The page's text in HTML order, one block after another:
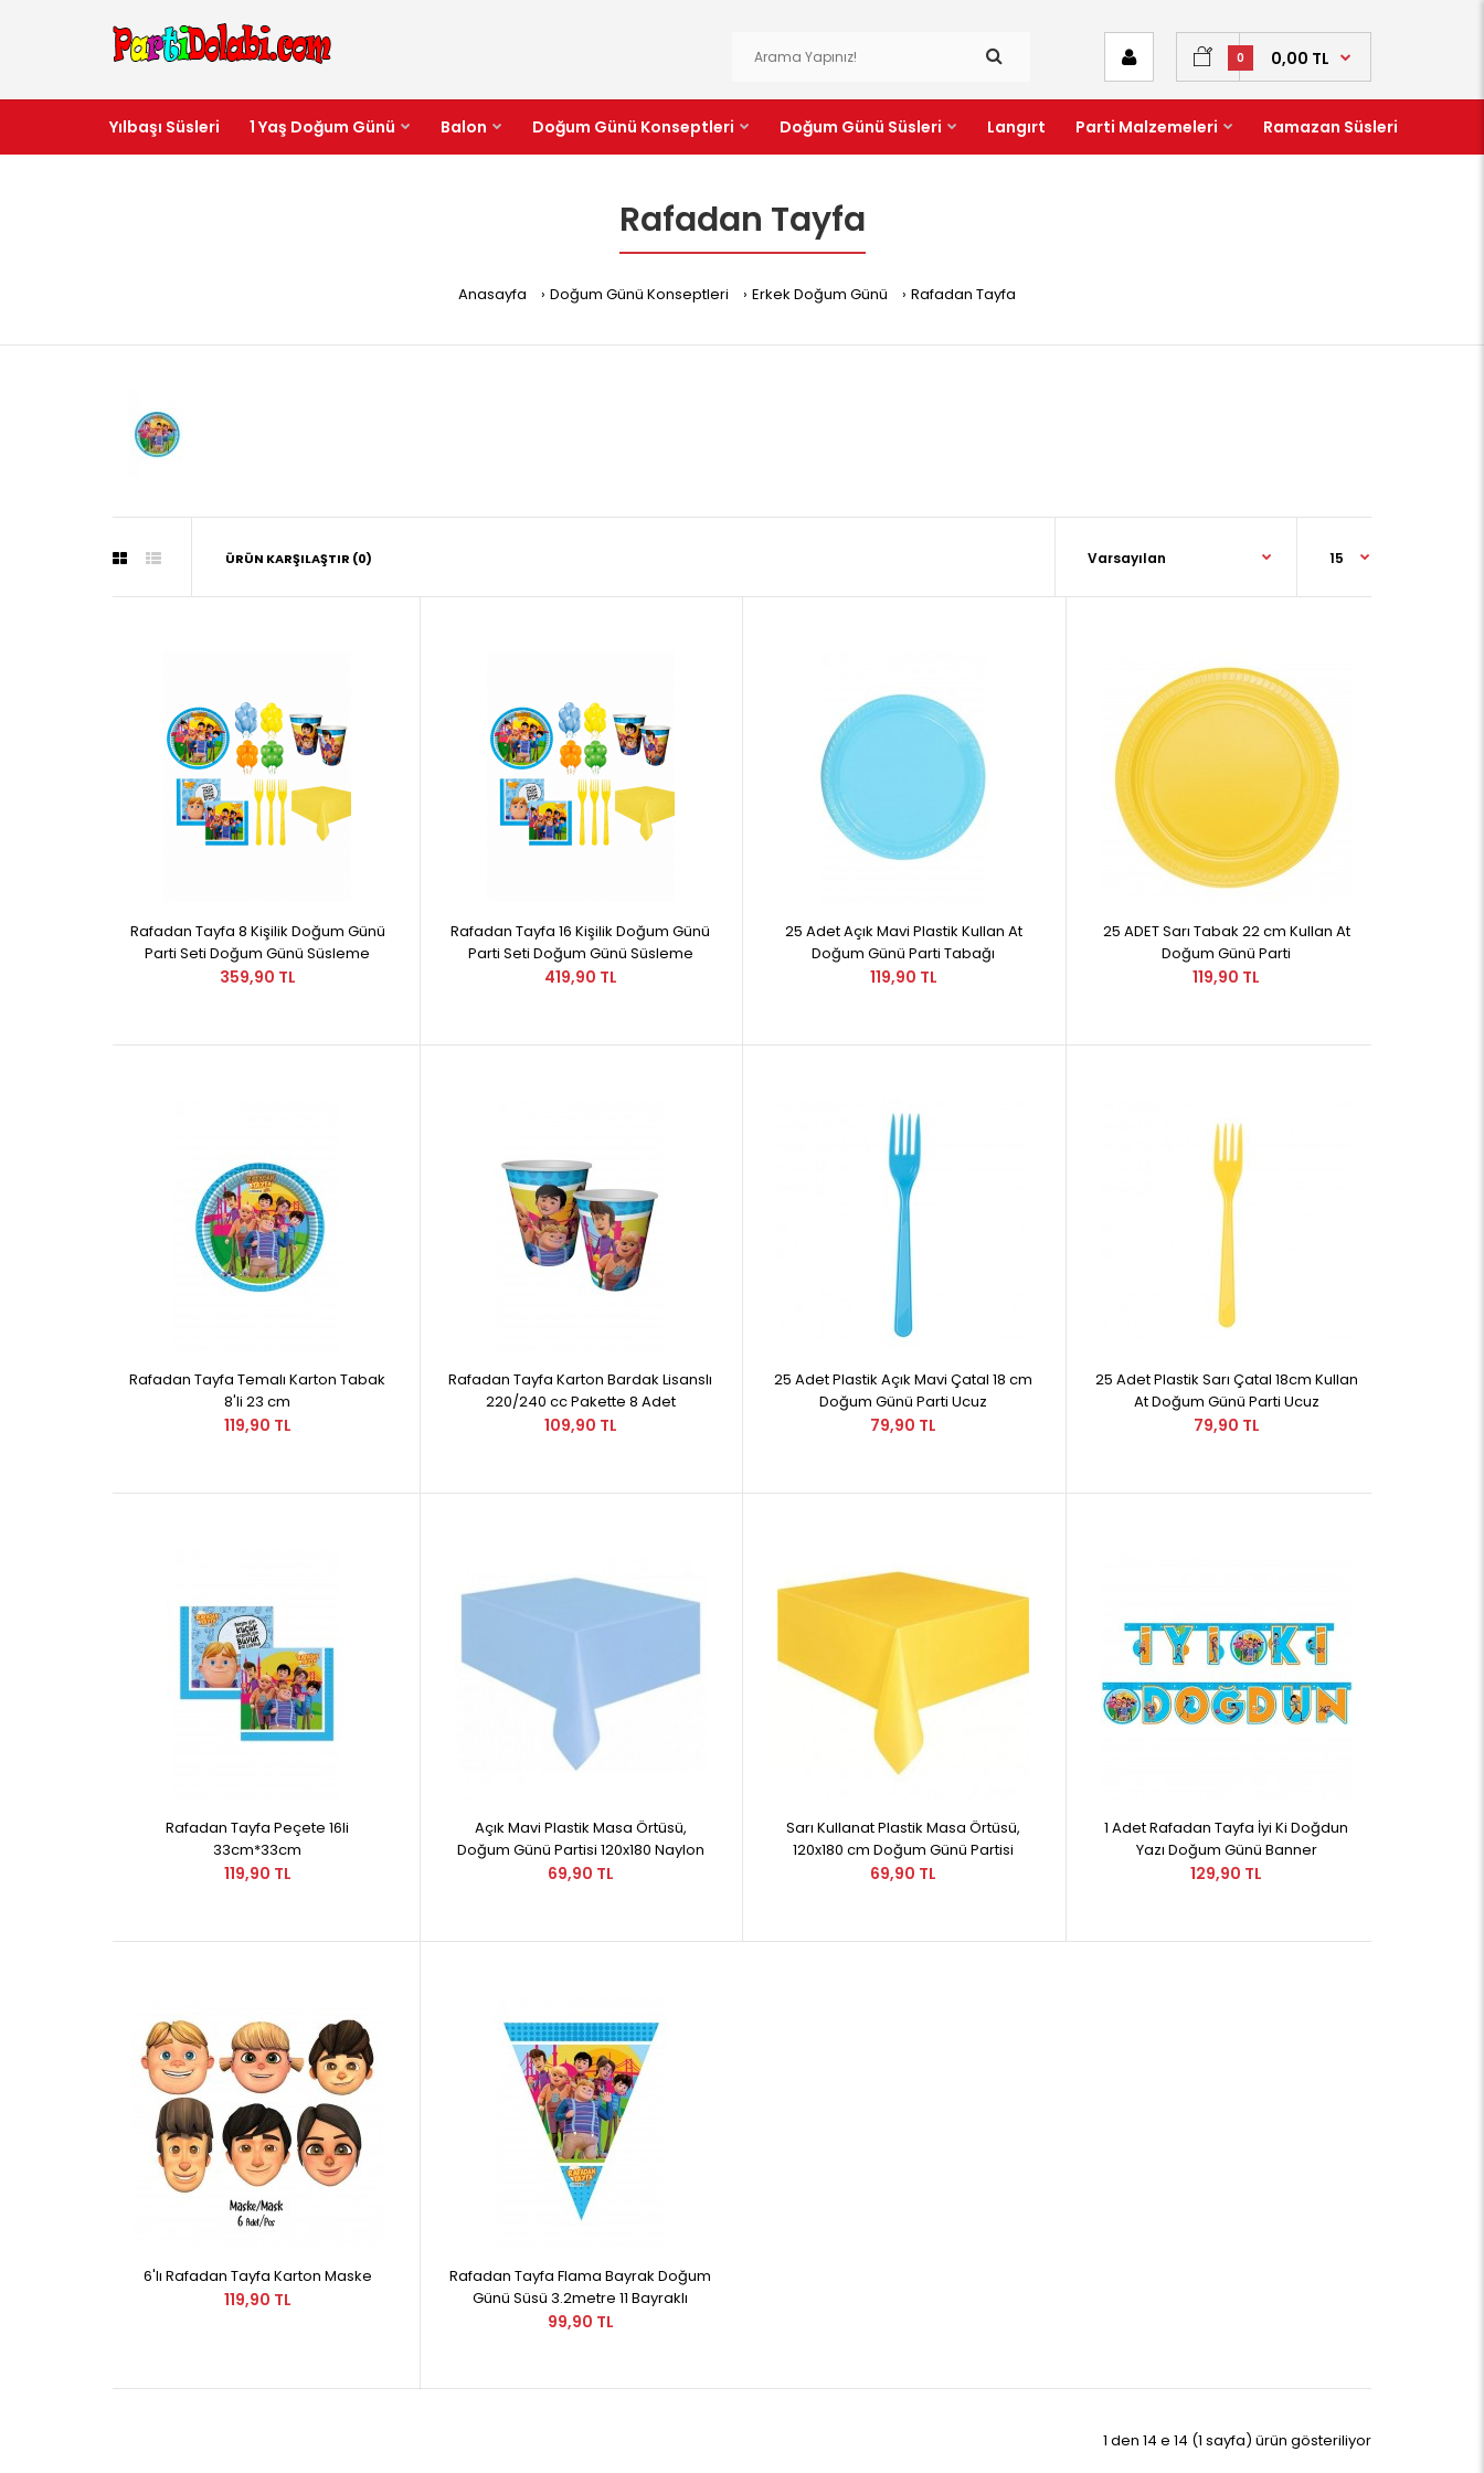
0 0,00 TL
Yılbaşı Süsleri 1 Yaş Doğum Günü Balon Doğum Günü Konseptleri Doğum Günü Süsleri Langırt Parti Malzemeleri Ramazan Süsleri
Rafadan Tayfa
Anasayfa Doğum Günü Konseptleri Erkek Doğum Günü Rafadan Tayfa
ÜRÜN KARŞILAŞTIR (0)
Rafadan Tayfa 8 Kişilik Doğum Günü
Parti Seti Doğum Günü Süsleme
359,90 TL
Rafadan Tayfa 16 Kişilik Doğum Günü
Parti Seti Doğum Günü Süsleme
419,90 TL
25 Adet Açık Mavi Plastik Kullan At
Doğum Günü Parti Tabağı
119,90 TL
25 ADET Sarı Tabak 22 cm Kullan At
Doğum Günü Parti
119,90 TL
Rafadan Tayfa Temalı Karton Tabak
8'li 23 cm
119,90 TL
Rafadan Tayfa Karton Bardak Lisanslı
220/240 cc Pakette 8 Adet
109,90 TL
25 Adet Plastik Açık Mavi Çatal 18 cm
Doğum Günü Parti Ucuz
79,90 TL
25 Adet Plastik Sarı Çatal 18cm Kullan
At Doğum Günü Parti Ucuz
79,90 TL
Rafadan Tayfa Peçete 16li
33cm*33cm
119,90 TL
Açık Mavi Plastik Masa Örtüsü,
Doğum Günü Partisi 120x180 Naylon
69,90 TL
Sarı Kullanat Plastik Masa Örtüsü,
120x180 cm Doğum Günü Partisi
69,90 TL
1 Adet Rafadan Tayfa İyi Ki Doğdun
Yazı Doğum Günü Banner
129,90 TL
6'lı Rafadan Tayfa Karton Maske
119,90 TL
Rafadan Tayfa Flama Bayrak Doğum
Günü Süsü 3.2metre 11 Bayraklı
99,90 TL
1 den 14 e 14 (1 sayfa) ürün gösteriliyor